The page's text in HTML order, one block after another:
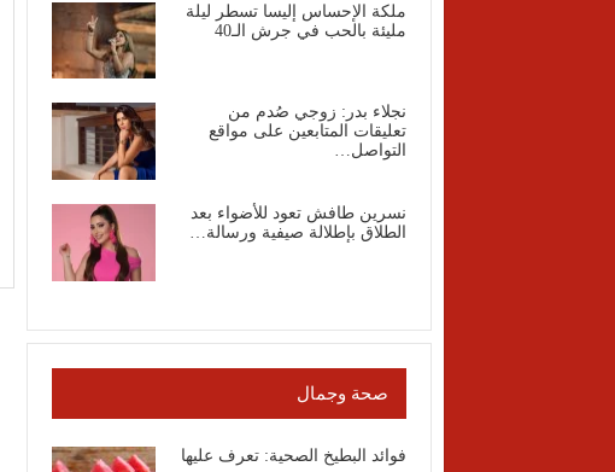
ملكة الإحساس إليسا تسطر ليلة
مليئة بالحب في جرش الـ40
نجلاء بدر: زوجي صُدم من
تعليقات المتابعين على مواقع
التواصل…
نسرين طافش تعود للأضواء بعد
الطلاق بإطلالة صيفية ورسالة…
صحة وجمال
فوائد البطيخ الصحية: تعرف عليها